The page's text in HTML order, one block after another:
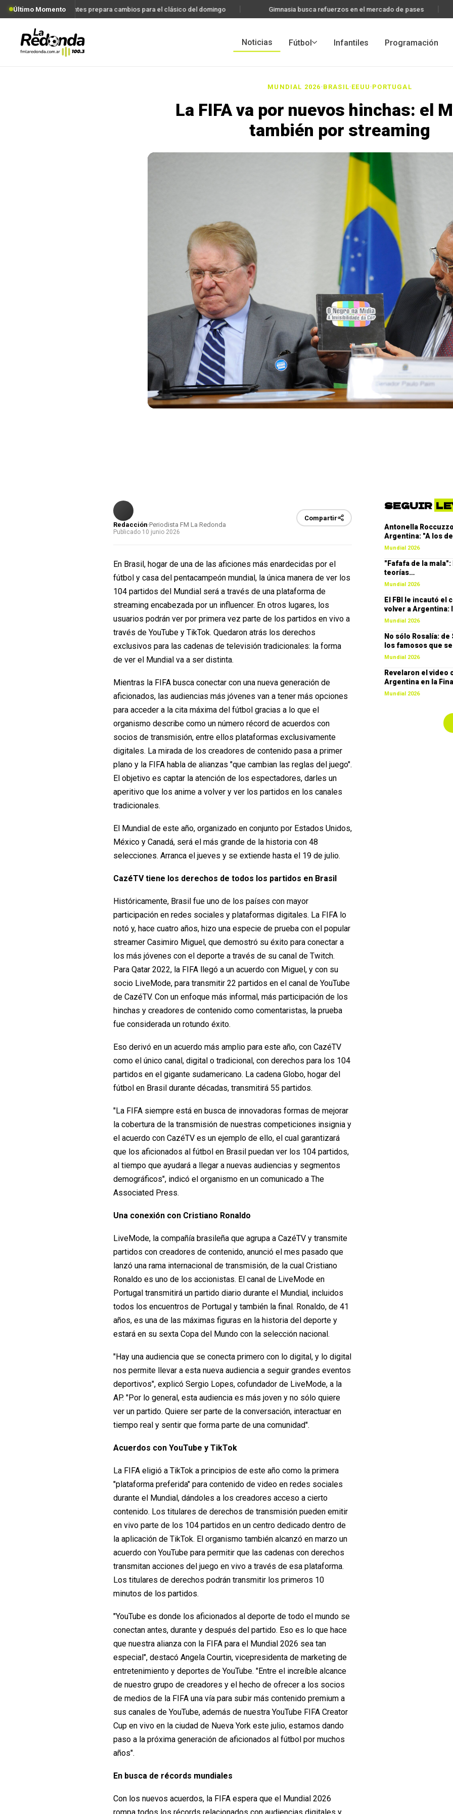
Último MomentoEstudiantes prepara cambios para el clásico del domingo Gimnasia busca refuerzos en el mercado de pases
Noticias Fútbol Infantiles Programación
MUNDIAL 2026 ·BRASIL·EEUU ·PORTUGAL
La FIFA va por nuevos hinchas: el
también por streaming
Redacción·Periodista FM La Redonda
Publicado 10 junio 2026
Compartir
En Brasil, hogar de una de las aficiones más enardecidas por el
fútbol y casa del pentacampeón mundial, la única manera de ver los
104 partidos del Mundial será a través de una plataforma de
streaming encabezada por un influencer. En otros lugares, los
usuarios podrán ver por primera vez parte de los partidos en vivo a
través de YouTube y TikTok. Quedaron atrás los derechos
exclusivos para las cadenas de televisión tradicionales: la forma
de ver el Mundial va a ser distinta.
Mientras la FIFA busca conectar con una nueva generación de
aficionados, las audiencias más jóvenes van a tener más opciones
para acceder a la cita máxima del fútbol gracias a lo que el
organismo describe como un número récord de acuerdos con
socios de transmisión, entre ellos plataformas exclusivamente
digitales. La mirada de los creadores de contenido pasa a primer
plano y la FIFA habla de alianzas "que cambian las reglas del juego".
El objetivo es captar la atención de los espectadores, darles un
aperitivo que los anime a volver y ver los partidos en los canales
tradicionales.
El Mundial de este año, organizado en conjunto por Estados Unidos,
México y Canadá, será el más grande de la historia con 48
selecciones. Arranca el jueves y se extiende hasta el 19 de julio.
CazéTV tiene los derechos de todos los partidos en Brasil
Históricamente, Brasil fue uno de los países con mayor
participación en redes sociales y plataformas digitales. La FIFA lo
notó y, hace cuatro años, hizo una especie de prueba con el popular
streamer Casimiro Miguel, que demostró su éxito para conectar a
los más jóvenes con el deporte a través de su canal de Twitch.
Para Qatar 2022, la FIFA llegó a un acuerdo con Miguel, y con su
socio LiveMode, para transmitir 22 partidos en el canal de YouTube
de CazéTV. Con un enfoque más informal, más participación de los
hinchas y creadores de contenido como comentaristas, la prueba
fue considerada un rotundo éxito.
Eso derivó en un acuerdo más amplio para este año, con CazéTV
como el único canal, digital o tradicional, con derechos para los 104
partidos en el gigante sudamericano. La cadena Globo, hogar del
fútbol en Brasil durante décadas, transmitirá 55 partidos.
"La FIFA siempre está en busca de innovadoras formas de mejorar
la cobertura de la transmisión de nuestras competiciones insignia y
el acuerdo con CazéTV es un ejemplo de ello, el cual garantizará
que los aficionados al fútbol en Brasil puedan ver los 104 partidos,
al tiempo que ayudará a llegar a nuevas audiencias y segmentos
demográficos", indicó el organismo en un comunicado a The
Associated Press.
Una conexión con Cristiano Ronaldo
LiveMode, la compañía brasileña que agrupa a CazéTV y transmite
partidos con creadores de contenido, anunció el mes pasado que
lanzó una rama internacional de transmisión, de la cual Cristiano
Ronaldo es uno de los accionistas. El canal de LiveMode en
Portugal transmitirá un partido diario durante el Mundial, incluidos
todos los encuentros de Portugal y también la final. Ronaldo, de 41
años, es una de las máximas figuras en la historia del deporte y
estará en su sexta Copa del Mundo con la selección nacional.
"Hay una audiencia que se conecta primero con lo digital, y lo digital
nos permite llevar a esta nueva audiencia a seguir grandes eventos
deportivos", explicó Sergio Lopes, cofundador de LiveMode, a la
AP. "Por lo general, esta audiencia es más joven y no sólo quiere
ver un partido. Quiere ser parte de la conversación, interactuar en
tiempo real y sentir que forma parte de una comunidad".
Acuerdos con YouTube y TikTok
La FIFA eligió a TikTok a principios de este año como la primera
"plataforma preferida" para contenido de video en redes sociales
durante el Mundial, dándoles a los creadores acceso a cierto
contenido. Los titulares de derechos de transmisión pueden emitir
en vivo parte de los 104 partidos en un centro dedicado dentro de
la aplicación de TikTok. El organismo también alcanzó en marzo un
acuerdo con YouTube para permitir que las cadenas con derechos
transmitan acciones del juego en vivo a través de esa plataforma.
Los titulares de derechos podrán transmitir los primeros 10
minutos de los partidos.
"YouTube es donde los aficionados al deporte de todo el mundo se
conectan antes, durante y después del partido. Eso es lo que hace
que nuestra alianza con la FIFA para el Mundial 2026 sea tan
especial", destacó Angela Courtin, vicepresidenta de marketing de
entretenimiento y deportes de YouTube. "Entre el increíble alcance
de nuestro grupo de creadores y el hecho de ofrecer a los socios
de medios de la FIFA una vía para subir más contenido premium a
sus canales de YouTube, además de nuestra YouTube FIFA Creator
Cup en vivo en la ciudad de Nueva York este julio, estamos dando
paso a la próxima generación de aficionados al fútbol por muchos
años".
En busca de récords mundiales
Con los nuevos acuerdos, la FIFA espera que el Mundial 2026
SEGUIR
Antonella
Argentina: "A los
Mundial 2026
"Fafafa de la
teorías…
Mundial 2026
El FBI le incautó el
volver a Argentina:
Mundial 2026
No sólo Rosalía:
los famosos que
Mundial 2026
Revelaron el video
Argentina en la Final
Mundial 2026